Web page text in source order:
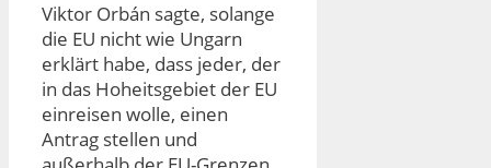
Viktor Orbán sagte, solange
die EU nicht wie Ungarn
erklärt habe, dass jeder, der
in das Hoheitsgebiet der EU
einreisen wolle, einen
Antrag stellen und